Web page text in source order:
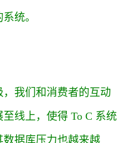
统。
我们和消费者的互动
线上，使得 To C 系统
据库压力也越来越